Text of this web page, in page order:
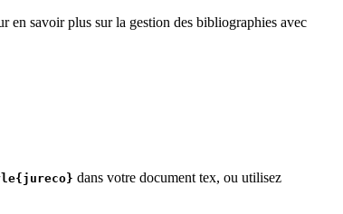
en savoir plus sur la gestion des bibliographies avec
dans votre document tex, ou utilisez